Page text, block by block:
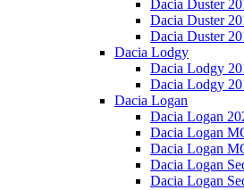
Dacia Duster
Dacia Duster
Dacia Duster
Dacia Lodgy
Dacia Lodgy
Dacia Lodgy
Dacia Logan
Dacia Logan
Dacia Logan
Dacia Logan
Dacia Logan
Dacia Logan